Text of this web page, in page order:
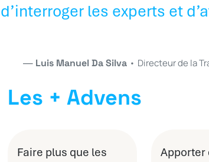
d’interroger les experts et
Luis Manuel Da Silva • Directeur de la
Les + Advens
Faire plus que les
Apporter